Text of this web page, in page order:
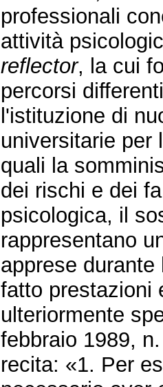
professionali
attività
reflector, la cui
percorsi
l'istituzione di
universitarie per
quali la
dei rischi e dei
psicologica, il
rappresentano
apprese
fatto prestazioni
ulteriormente
febbraio 1989,
recita: «1. Per